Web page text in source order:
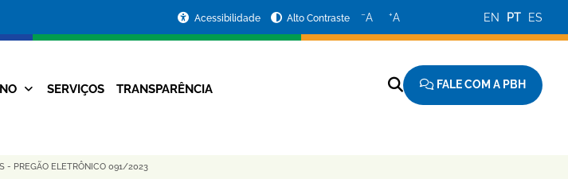
Acessibilidade Alto Contraste −A +A EN PT ES
SERVIÇOS TRANSPARÊNCIA FALE COM A PBH
- PREGÃO ELETRÔNICO 091/2023